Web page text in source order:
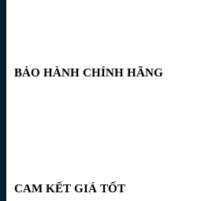
BẢO HÀNH CHÍNH HÃNG
CAM KẾT GIÁ TỐT